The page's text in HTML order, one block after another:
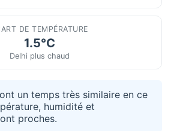
DE TEMPÉRATURE
1.5°C
Delhi plus chaud
un temps très similaire en ce
humidité et
proches.